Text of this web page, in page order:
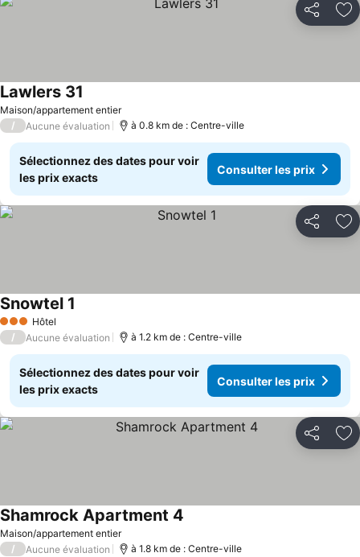
Partager
Maison/appartement entier
Lawlers 31
/ Aucune évaluation à 0.8 km de : Centre-ville
Sélectionnez des dates pour voir
les prix exacts
Consulter les prix
Partager
3 ÉtoilesHôtel
Snowtel 1
/ Aucune évaluation à 1.2 km de : Centre-ville
Sélectionnez des dates pour voir
les prix exacts
Consulter les prix
Partager
Maison/appartement entier
Shamrock Apartment 4
/ Aucune évaluation à 1.8 km de : Centre-ville